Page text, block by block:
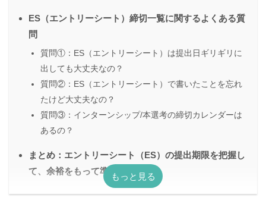
ES（エントリーシート）締切一覧に関するよくある質
問
質問①：ES（エントリーシート）は提出日ギリギリに
出しても大丈夫なの？
質問②：ES（エントリーシート）で書いたことを忘れ
たけど大丈夫なの？
質問③：インターンシップ/本選考の締切カレンダーは
あるの？
まとめ：エントリーシート（ES）の提出期限を把握し
て、余裕をもって準備しよう！